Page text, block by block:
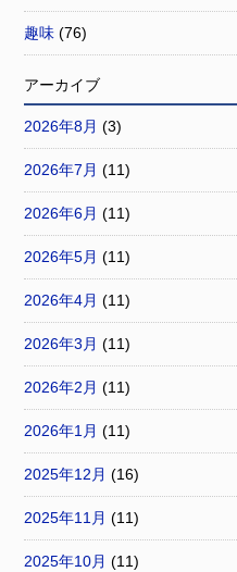
趣味 (76)
アーカイブ
2026年8月 (3)
2026年7月 (11)
2026年6月 (11)
2026年5月 (11)
2026年4月 (11)
2026年3月 (11)
2026年2月 (11)
2026年1月 (11)
2025年12月 (16)
2025年11月 (11)
2025年10月 (11)